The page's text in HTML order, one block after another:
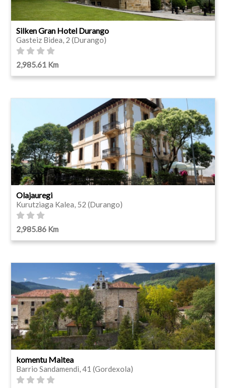
Silken Gran Hotel Durango
Gasteiz Bidea, 2 (Durango)
2,985.61 Km
Olajauregi
Kurutziaga Kalea, 52 (Durango)
2,985.86 Km
komentu Maitea
Barrio Sandamendi, 41 (Gordexola)